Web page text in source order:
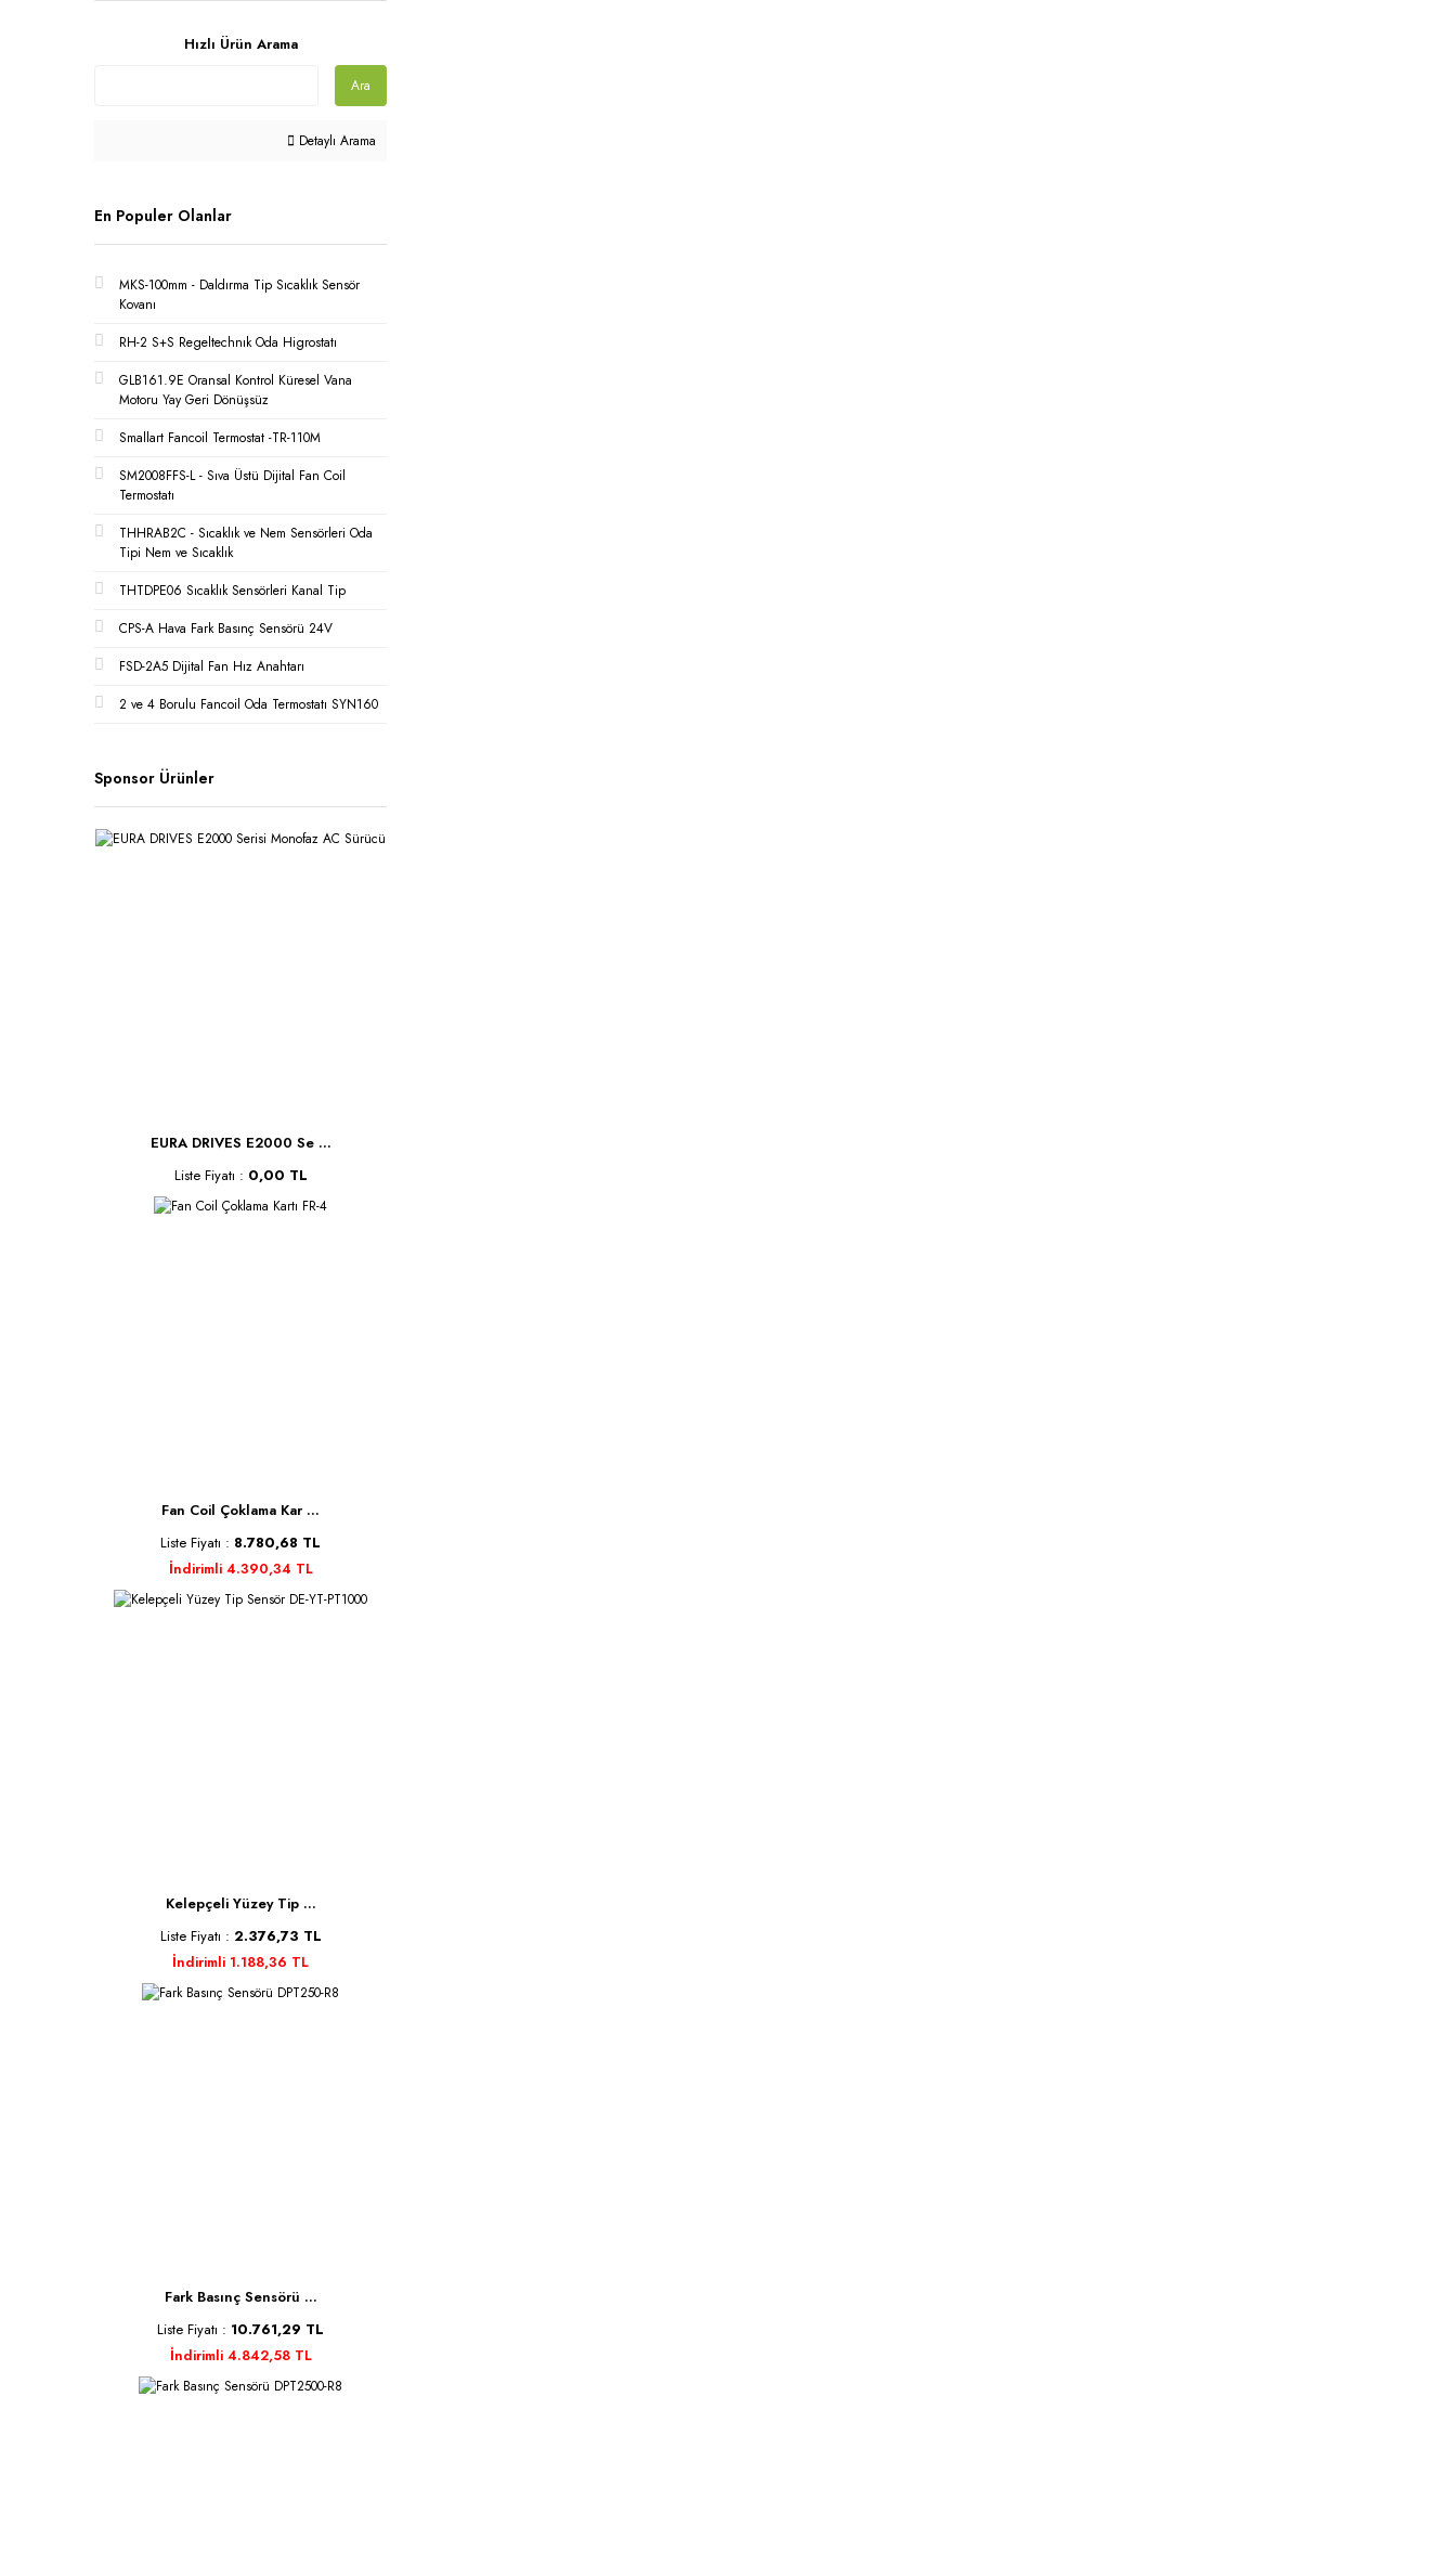
Hızlı Ürün Arama
Ara
Detaylı Arama
En Populer Olanlar
MKS-100mm - Daldırma Tip Sıcaklık Sensör
Kovanı
RH-2 S+S Regeltechnık Oda Higrostatı
GLB161.9E Oransal Kontrol Küresel Vana
Motoru Yay Geri Dönüşsüz
Smallart Fancoil Termostat -TR-110M
SM2008FFS-L - Sıva Üstü Dijital Fan Coil
Termostatı
THHRAB2C - Sıcaklık ve Nem Sensörleri Oda
Tipi Nem ve Sıcaklık
THTDPE06 Sıcaklık Sensörleri Kanal Tip
CPS-A Hava Fark Basınç Sensörü 24V
FSD-2A5 Dijital Fan Hız Anahtarı
2 ve 4 Borulu Fancoil Oda Termostatı SYN160
Sponsor Ürünler
EURA DRIVES E2000 Se ...
Liste Fiyatı : 0,00 TL
Fan Coil Çoklama Kar ...
Liste Fiyatı : 8.780,68 TL
İndirimli 4.390,34 TL
Kelepçeli Yüzey Tip ...
Liste Fiyatı : 2.376,73 TL
İndirimli 1.188,36 TL
Fark Basınç Sensörü ...
Liste Fiyatı : 10.761,29 TL
İndirimli 4.842,58 TL